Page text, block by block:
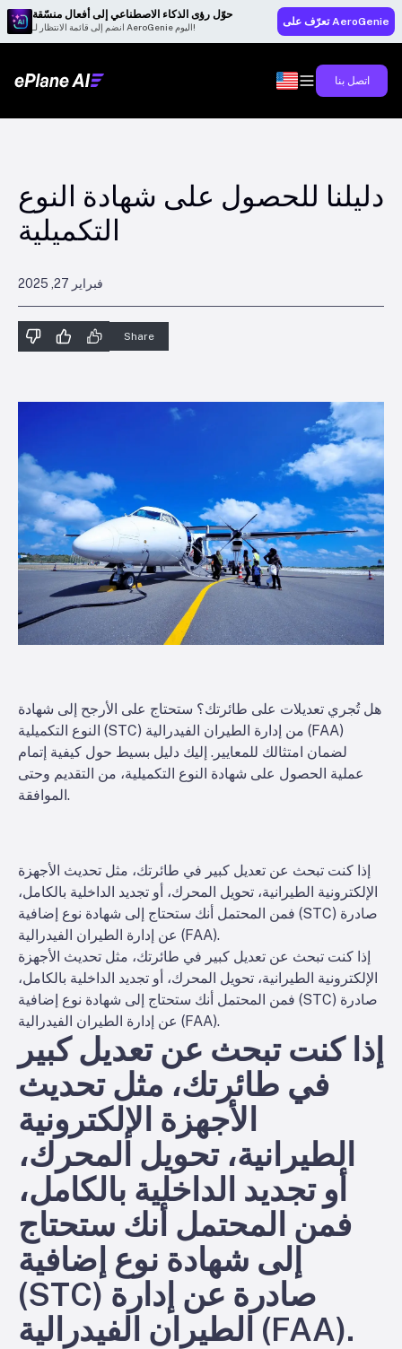
حوّل رؤى الذكاء الاصطناعي إلى أفعال منسّقة
انضم إلى قائمة الانتظار لـ AeroGenie اليوم! تعرّف على AeroGenie
اتصل بنا
دليلنا للحصول على شهادة النوع
التكميلية
فبراير 27, 2025
Share
هل تُجري تعديلات على طائرتك؟ ستحتاج على الأرجح إلى شهادة
النوع التكميلية (STC) من إدارة الطيران الفيدرالية (FAA)
لضمان امتثالك للمعايير. إليك دليل بسيط حول كيفية إتمام
عملية الحصول على شهادة النوع التكميلية، من التقديم وحتى
الموافقة.
إذا كنت تبحث عن تعديل كبير في طائرتك، مثل تحديث الأجهزة
الإلكترونية الطيرانية، تحويل المحرك، أو تجديد الداخلية بالكامل،
فمن المحتمل أنك ستحتاج إلى شهادة نوع إضافية (STC) صادرة
عن إدارة الطيران الفيدرالية (FAA).
إذا كنت تبحث عن تعديل كبير في طائرتك، مثل تحديث الأجهزة
الإلكترونية الطيرانية، تحويل المحرك، أو تجديد الداخلية بالكامل،
فمن المحتمل أنك ستحتاج إلى شهادة نوع إضافية (STC) صادرة
عن إدارة الطيران الفيدرالية (FAA).
إذا كنت تبحث عن تعديل كبير
في طائرتك، مثل تحديث
الأجهزة الإلكترونية
الطيرانية، تحويل المحرك،
أو تجديد الداخلية بالكامل،
فمن المحتمل أنك ستحتاج
إلى شهادة نوع إضافية
(STC) صادرة عن إدارة
الطيران الفيدرالية (FAA).